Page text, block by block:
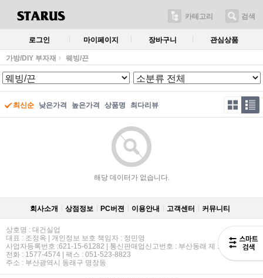
카테고리 검색
로그인 마이페이지 장바구니 관심상품
가방/DIY 부자재 웨빙/끈
최신순 낮은가격 높은가격 상품명 최다리뷰
해당 데이터가 없습니다.
회사소개 상점정보 PC버젼 이용안내 고객센터 커뮤니티
상호명 : 대건실업
대표 : 조정옥 | 개인정보 보호 책임자 : 정민영
사업자등록번호 :621-15-61282 | 통신판매업신고번호 : 부산동래 제 114호
전화 : 1577-4574 | 팩스 : 051-523-8823
주소 : 부산광역시 동래구 명장동